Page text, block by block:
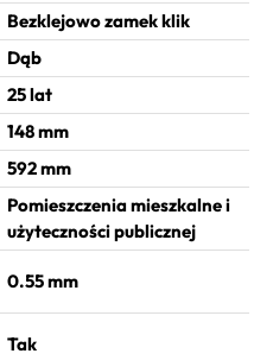
Bezklejowo zamek klik
Dąb
25 lat
148 mm
592 mm
Pomieszczenia mieszkalne i
użyteczności publicznej
0.55 mm
Tak